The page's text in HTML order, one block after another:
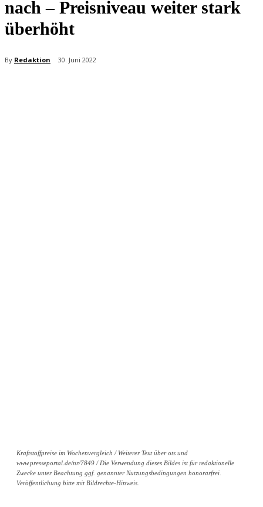
nach – Preisniveau weiter stark
überhöht
By Redaktion 30. Juni 2022
Kraftstoffpreise im Wochenvergleich / Weiterer Text über ots und
www.presseportal.de/nr/7849 / Die Verwendung dieses Bildes ist für redaktionelle
Zwecke unter Beachtung ggf. genannter Nutzungsbedingungen honorarfrei.
Veröffentlichung bitte mit Bildrechte-Hinweis.